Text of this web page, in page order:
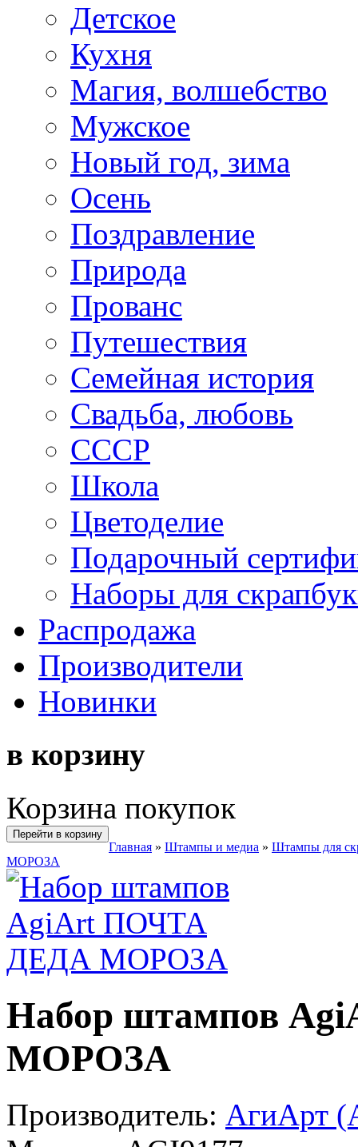
Детское
Кухня
Магия, волшебство
Мужское
Новый год, зима
Осень
Поздравление
Природа
Прованс
Путешествия
Семейная история
Свадьба, любовь
СССР
Школа
Цветоделие
Подарочный
Наборы для
Распродажа
Производители
Новинки
в корзину
Корзина покупок
Перейти в корзину
Главная » Штампы и медиа » Штампы для
МОРОЗА
Набор штампов
МОРОЗА
Производитель: АгиАрт